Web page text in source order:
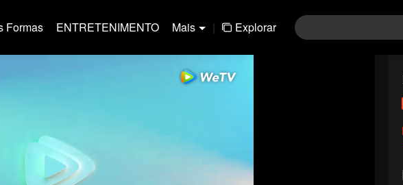
Formas ENTRETENIMENTO Mais | Explorar